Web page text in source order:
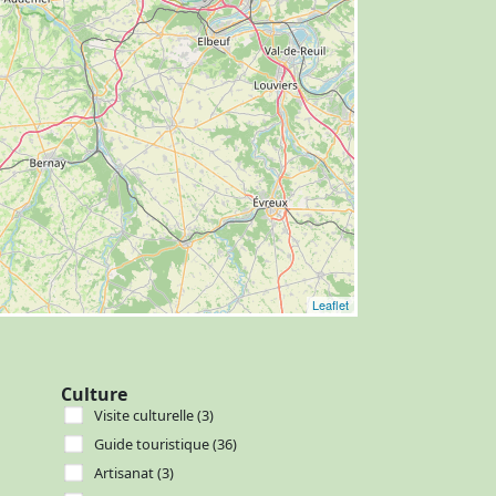
Leaflet
Culture
Visite culturelle (3)
Guide touristique (36)
Artisanat (3)